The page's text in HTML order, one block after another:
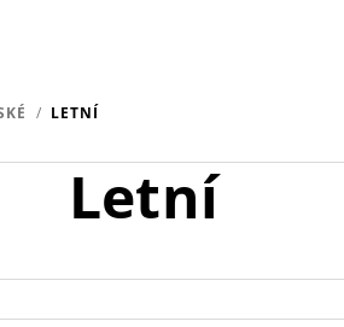
/ LETNÍ
Letní